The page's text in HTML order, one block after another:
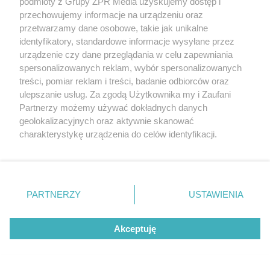
o tym problemie. Sposób na
pociemniałą biżuterię
wystarczy. Twój dżem będzie gęsty
ZOBACZ WIĘCEJ
przechowujemy informacje na urządzeniu oraz
przetwarzamy dane osobowe, takie jak unikalne
identyfikatory, standardowe informacje wysyłane przez
urządzenie czy dane przeglądania w celu zapewniania
spersonalizowanych reklam, wybór spersonalizowanych
treści, pomiar reklam i treści, badanie odbiorców oraz
ulepszanie usług. Za zgodą Użytkownika my i Zaufani
Partnerzy możemy używać dokładnych danych
geolokalizacyjnych oraz aktywnie skanować
charakterystykę urządzenia do celów identyfikacji.
zmienić/wycofać klikając przycisk ustawień prywatności
znajdujący się w lewym dolnym rogu strony
rodzaje przetwarzania danych nie wymagają zgody
użytkownika, ale masz prawo sprzeciwić się takiemu
przetwarzaniu. Preferencje będą miały zastosowanie tylko
PARTNERZY USTAWIENIA
Akceptuję